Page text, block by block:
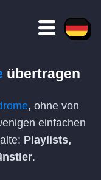
übertragen
, ohne von
einfachen
Playlists,
.